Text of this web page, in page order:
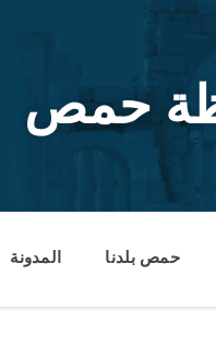
حمص
حمص بلدنا المدونة